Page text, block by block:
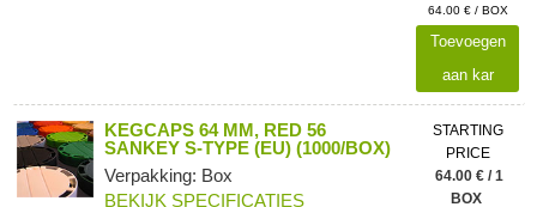
64.00 € / BOX
Toevoegen
aan kar
KEGCAPS 64 MM, RED 56
SANKEY S-TYPE (EU) (1000/BOX)
Verpakking: Box
BEKIJK SPECIFICATIES
STARTING
PRICE
64.00 € / 1
BOX